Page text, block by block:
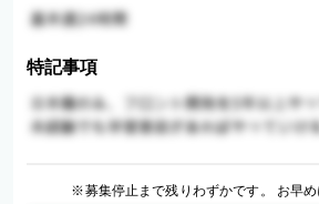
特記事項
※募集停止まで残りわずかです。 お早